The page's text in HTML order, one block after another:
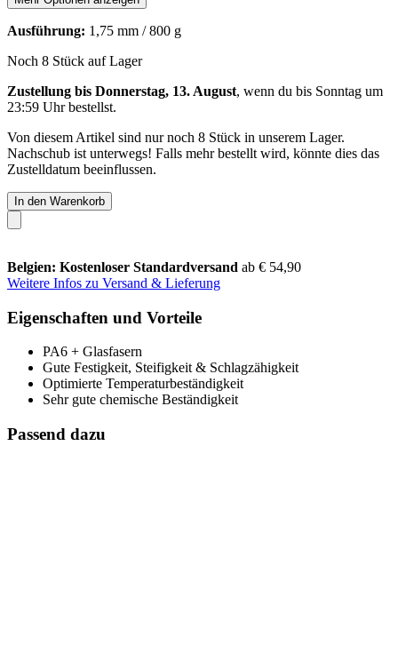
Ausführung: 1,75 mm / 800 g
Noch 8 Stück auf Lager
Zustellung bis Donnerstag, 13. August, wenn du bis Sonntag um
23:59 Uhrbestellst.
Von diesem Artikel sind nur noch 8 Stück in unserem Lager.
Nachschub ist unterwegs! Falls mehr bestellt wird, könnte dies das
Zustelldatum beeinflussen.
In den Warenkorb
Belgien: Kostenloser Standardversand ab € 54,90
Weitere Infos zu Versand & Lieferung
Eigenschaften und Vorteile
PA6 + Glasfasern
Gute Festigkeit, Steifigkeit & Schlagzähigkeit
Optimierte Temperaturbeständigkeit
Sehr gute chemische Beständigkeit
Passend dazu